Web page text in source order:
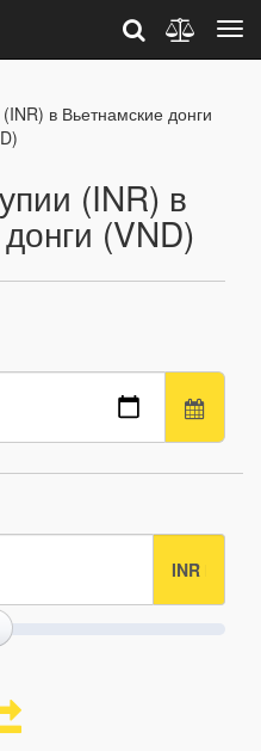
в Вьетнамские донги
(INR) в
(VND)